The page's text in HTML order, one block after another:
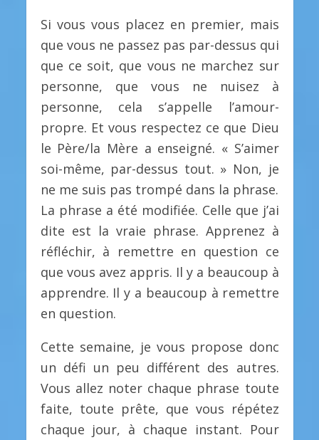
Si vous vous placez en premier, mais
que vous ne passez pas par-dessus qui
que ce soit, que vous ne marchez sur
personne, que vous ne nuisez à
personne, cela s’appelle l’amour-
propre. Et vous respectez ce que Dieu
le Père/la Mère a enseigné. « S’aimer
soi-même, par-dessus tout. » Non, je
ne me suis pas trompé dans la phrase.
La phrase a été modifiée. Celle que j’ai
dite est la vraie phrase. Apprenez à
réfléchir, à remettre en question ce
que vous avez appris. Il y a beaucoup à
apprendre. Il y a beaucoup à remettre
en question.
Cette semaine, je vous propose donc
un défi un peu différent des autres.
Vous allez noter chaque phrase toute
faite, toute prête, que vous répétez
chaque jour, à chaque instant. Pour